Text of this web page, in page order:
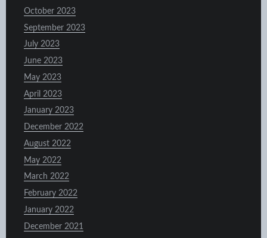
October 2023
September 2023
July 2023
June 2023
May 2023
April 2023
January 2023
December 2022
August 2022
May 2022
March 2022
February 2022
January 2022
December 2021